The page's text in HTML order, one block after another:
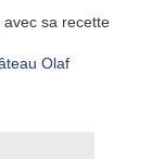
avec sa recette
Olaf